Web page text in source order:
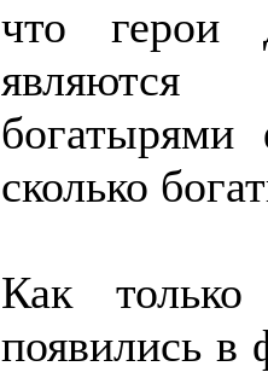
что герои
богатырями
сколько
Как
появились в